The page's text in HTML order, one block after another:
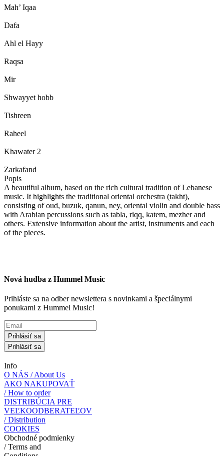
Mah’ Iqaa
Dafa
Ahl el Hayy
Raqsa
Mir
Shwayyet hobb
Tishreen
Raheel
Khawater 2
Zarkafand
Popis
A beautiful album, based on the rich cultural tradition of Lebanese
music. It highlights the traditional oriental orchestra (takht),
consisting of oud, buzuk, qanun, ney, oriental violin and double bass
with Arabian percussions such as tabla, riqq, katem, mezher and
others. Extensive information about the artist, instruments and each
of the pieces.
Nová hudba z Hummel Music
Prihláste sa na odber newslettera s novinkami a špeciálnymi
ponukami z Hummel Music!
Prihlásiť sa
Prihlásiť sa
Info
O NÁS / About Us
AKO NAKUPOVAŤ
/ How to order
DISTRIBÚCIA PRE
VEĽKOODBERATEĽOV
/ Distribution
COOKIES
Obchodné podmienky
/ Terms and